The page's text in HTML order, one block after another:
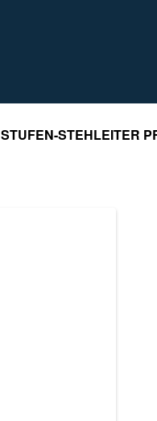
STUFEN-STEHLEITER